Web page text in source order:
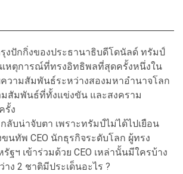
รุงปักกิ่งของประธานาธิบดีโดนัลด์ ทรัมป์
เหตุการณ์ที่ทรงอิทธิพลที่สุดครั้งหนึ่งใน
วามสัมพันธ์ระหว่างสองมหาอำนาจโลก
สัมพันธ์ที่ทั้งแข่งขัน และสงคราม
รั้ง
ลับน่าจับตา เพราะทรัมป์ไม่ได้ไปเยือน
ขนทัพ CEO นักธุรกิจระดับโลก ผู้ทรง
ฯ เข้าร่วมด้วย CEO เหล่านั้นมีใครบ้าง
ง 2 ชาติมีประเด็นอะไร ?